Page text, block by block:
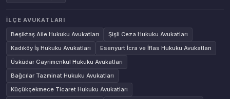
İLÇE AVUKATLARI
Beşiktaş Aile Hukuku Avukatları
Şişli Ceza Hukuku Avukatları
Kadıköy İş Hukuku Avukatları
Esenyurt İcra ve İflas Hukuku Avukatları
Üsküdar Gayrimenkul Hukuku Avukatları
Bağcılar Tazminat Hukuku Avukatları
Küçükçekmece Ticaret Hukuku Avukatları